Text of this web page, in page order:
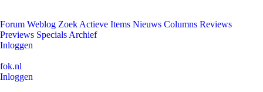
Forum Weblog Zoek Actieve Items Nieuws Columns Reviews
Previews Specials Archief
Inloggen
fok.nl
Inloggen